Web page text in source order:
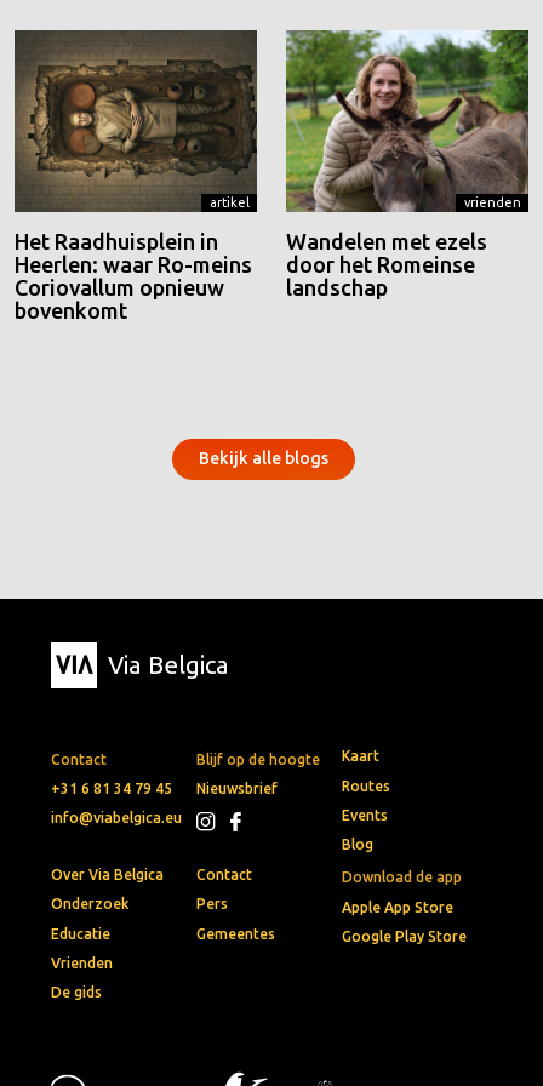
artikel
Het Raadhuisplein in
Heerlen: waar Ro-meins
Coriovallum opnieuw
bovenkomt
vrienden
Wandelen met ezels
door het Romeinse
landschap
Bekijk alle blogs
Via Belgica
Contact
+31 6 81 34 79 45
info@viabelgica.eu
Blijf op de hoogte
Nieuwsbrief
Download de app
Apple App Store
Google Play Store
Kaart
Routes
Events
Blog
Over Via Belgica
Onderzoek
Educatie
Vrienden
De gids
Contact
Pers
Gemeentes